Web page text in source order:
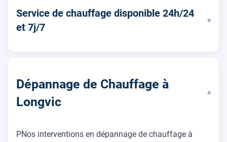
Service de chauffage disponible 24h/24
et 7j/7
▾
Dépannage de Chauffage à
Longvic
▾
PNos interventions en dépannage de chauffage à